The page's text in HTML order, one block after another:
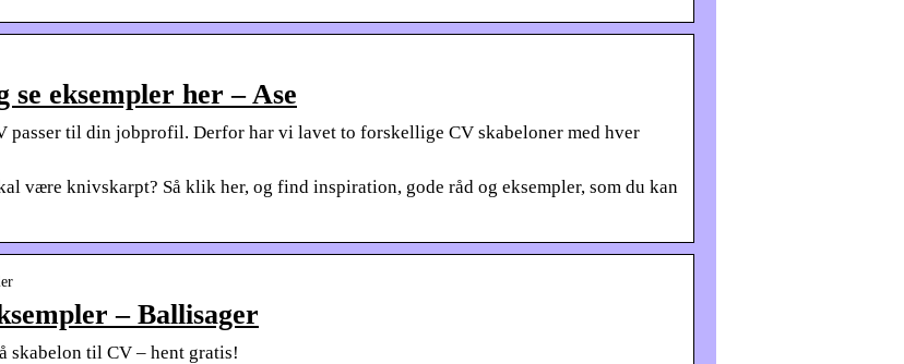
eksempler her – Ase
passer til din jobprofil. Derfor har vi lavet to forskellige CV skabeloner med hver
være knivskarpt? Så klik her, og find inspiration, gode råd og eksempler, som du kan
– Ballisager
skabelon til CV – hent gratis!